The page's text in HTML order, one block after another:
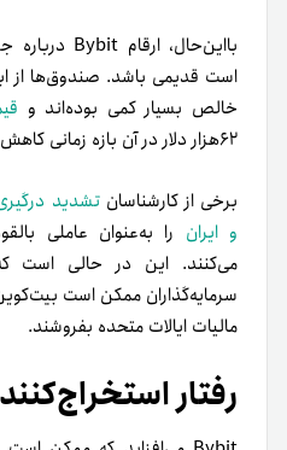
است قدیمی باشد. صندوق‌ها از
خالص بسیار کمی بوده‌اند و
۶۲هزار دلار در آن بازه زمانی کاهش یافته است.
برخی از کارشناسانتشدید
و ایران را به‌عنوان عاملی
می‌کنند. این در حالی است
سرمایه‌گذاران ممکن است
مالیات ایالات متحده بفروشند.
رفتار